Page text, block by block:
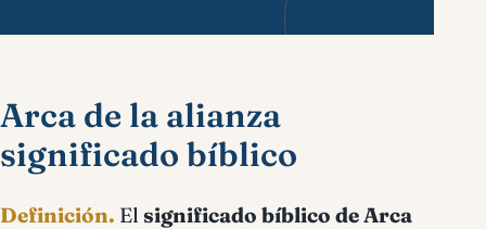
Arca de la alianza
significado bíblico
Definición. El significado bíblico de Arca